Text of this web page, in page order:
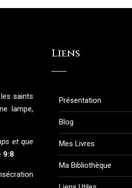
saints
lampe,
et que
9:8
Liens
Présentation
Blog
Mes Livres
Ma Bibliothèque